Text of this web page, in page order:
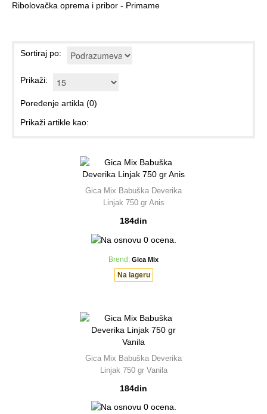
Ribolovačka oprema i pribor - Primame
Sortiraj po:
Prikaži:
Poređenje artikla (0)
Prikaži artikle kao:
Gica Mix Babuška Deverika
Linjak 750 gr Anis
184din
Brend: Gica Mix
Na lageru
Gica Mix Babuška Deverika
Linjak 750 gr Vanila
184din